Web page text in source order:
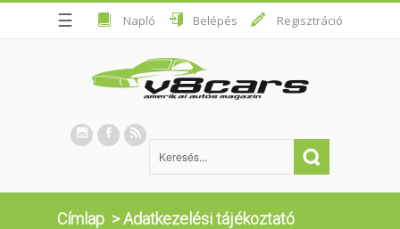
☰ Napló Belépés Regisztráció
Címlap >Adatkezelési tájékoztató